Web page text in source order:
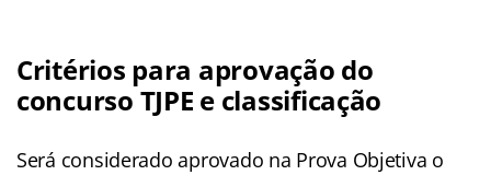
Critérios para aprovação do
concurso TJPE e classificação
Será considerado aprovado na Prova Objetiva o